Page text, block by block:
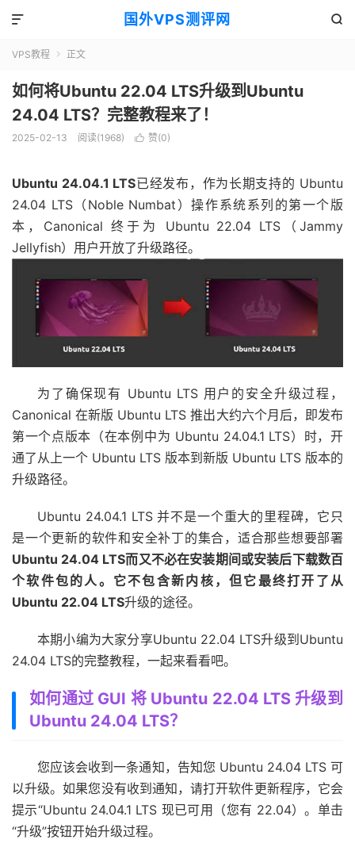
国外VPS测评网 

VPS教程  正文
如何将Ubuntu 22.04 LTS升级到Ubuntu
24.04 LTS？完整教程来了！
2025-02-13 阅读(1968)  赞(0)
Ubuntu 24.04.1 LTS已经发布，作为长期支持的 Ubuntu
24.04 LTS（Noble Numbat）操作系统系列的第一个版
本，Canonical 终于为 Ubuntu 22.04 LTS（Jammy
Jellyfish）用户开放了升级路径。
为了确保现有 Ubuntu LTS 用户的安全升级过程，
Canonical 在新版 Ubuntu LTS 推出大约六个月后，即发布
第一个点版本（在本例中为 Ubuntu 24.04.1 LTS）时，开
通了从上一个 Ubuntu LTS 版本到新版 Ubuntu LTS 版本的
升级路径。
Ubuntu 24.04.1 LTS 并不是一个重大的里程碑，它只
是一个更新的软件和安全补丁的集合，适合那些想要部署
Ubuntu 24.04 LTS而又不必在安装期间或安装后下载数百
个软件包的人。它不包含新内核，但它最终打开了从
Ubuntu 22.04 LTS升级的途径。
本期小编为大家分享Ubuntu 22.04 LTS升级到Ubuntu
24.04 LTS的完整教程，一起来看看吧。
如何通过 GUI 将 Ubuntu 22.04 LTS 升级到
Ubuntu 24.04 LTS？
您应该会收到一条通知，告知您 Ubuntu 24.04 LTS 可
以升级。如果您没有收到通知，请打开软件更新程序，它会
提示“Ubuntu 24.04.1 LTS 现已可用（您有 22.04）。单击
“升级”按钮开始升级过程。